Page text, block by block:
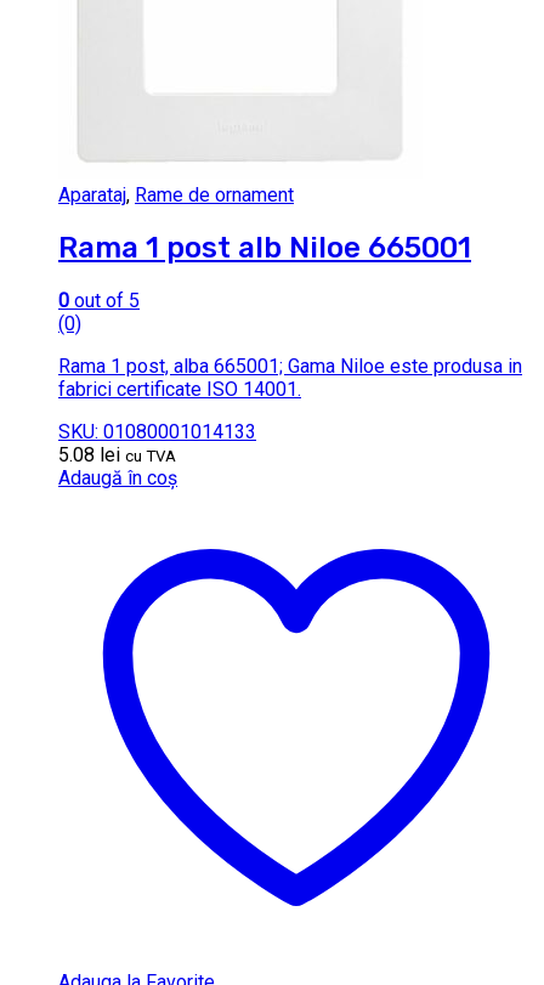
Aparataj, Rame de ornament
Rama 1 post alb Niloe 665001
0 out of 5
(0)
Rama 1 post, alba 665001; Gama Niloe este produsa in
fabrici certificate ISO 14001.
SKU: 01080001014133
5.08 lei cu TVA
Adaugă în coș